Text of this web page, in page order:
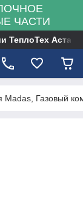
ЧАСТИ
ТеплоТех Астана
Madas, Газовый